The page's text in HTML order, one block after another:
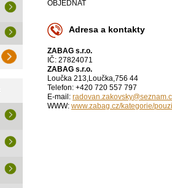
OBJEDNAT
Adresa a kontakty
ZABAG s.r.o.
IČ: 27824071
ZABAG s.r.o.
Loučka 213,Loučka,756 44
Telefon: +420 720 557 797
E-mail:
WWW: www.zabag.cz/kategorie/